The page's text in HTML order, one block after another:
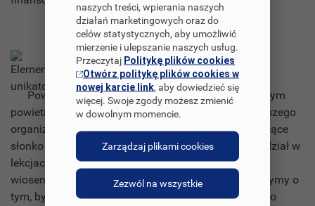
Elementy unikatowe
Powszechnie wiadomo, że przebywanie na świeżym
powietrzu wpływa korzystnie na funkcjonowanie naszego
organizmu. Poprawia humor, samopoczucie, a świecące
słonko zwiększa poziom endorfiny. Często, biorąc udział w
lekcjach w budynku szkoły (zwłaszcza w okresie
wiosennym i letnim), spoglądamy przez okno i marzymy o
tym, by przenieść się na łono natury. I właśnie dlatego
naszych treści, wpierania naszych
działań marketingowych oraz do
celów statystycznych, aby umożliwić
mierzenie i ulepszanie naszych usług.
Przeczytaj Politykę plików cookies
Otwórz politykę plików cookies w
nowej karcie link, aby dowiedzieć się
więcej. Swoje zgody możesz zmienić
w dowolnym momencie.
Zarządzaj plikami cookies
Zezwól na wszystkie